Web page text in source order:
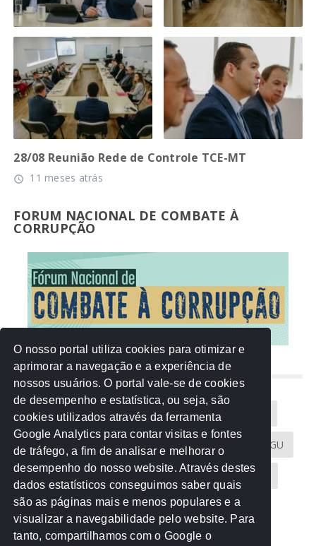
28/08 Reunião Rede de Controle TCE-MT
access_time 11 meses atrás
FORUM NACIONAL DE COMBATE À
CORRUPÇÃO
NUVEM DE TAGS
Acontece na Rede AGU AMM
Atricon Audicom CAU-MT CGU
CREA-MT Eventos MPC-MT MPE-MT
MPF Notícias PF PGE-MT PGR
Receita Federal Sem categoria
O nosso portal utiliza cookies para otimizar e
aprimorar a navegação e a experiência de
nossos usuários. O portal vale-se de cookies
de desempenho e estatística, ou seja, são
cookies utilizados através da ferramenta
Google Analytics para contar visitas e fontes
de tráfego, a fim de analisar e melhorar o
desempenho do nosso website. Através destes
dados estatísticos conseguimos saber quais
são as páginas mais e menos populares e a
visualizar a navegabilidade pelo website. Para
tanto, compartilhamos com o Google o